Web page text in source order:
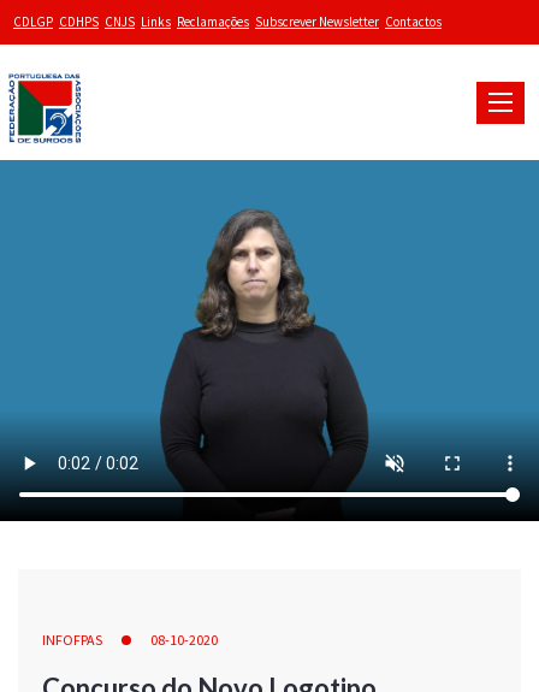
CDLGP CDHPS CNJS Links Reclamações Subscrever Newsletter Contactos
Toggle
INFOFPAS 08-10-2020